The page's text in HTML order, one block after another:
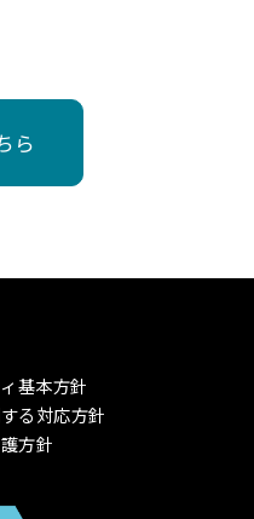
ら
基本方針
る対応方針
方針